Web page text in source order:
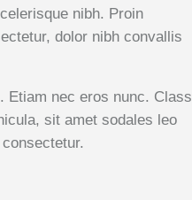
nibh. Proin
dolor nibh convallis
Etiam nec eros nunc. Class
sit amet sodales leo